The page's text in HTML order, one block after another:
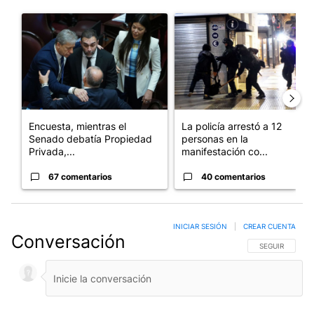
Un artículo de tendencia con el título "Encuesta, mientras el
Encuesta, mientras el
Senado debatía Propiedad
Privada,...
67 comentarios
Un artículo de tendencia con
La policía arrestó a 12
personas en la
manifestación co...
40 comentarios
Conversación SIGA ESTA
SEGUIR
INICIAR SESIÓN CREAR CUENTA